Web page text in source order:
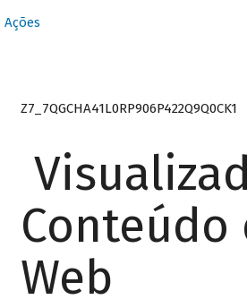
Ações
Z7_7QGCHA41L0RP906P422Q9Q0CK1
Conteúdo
Web